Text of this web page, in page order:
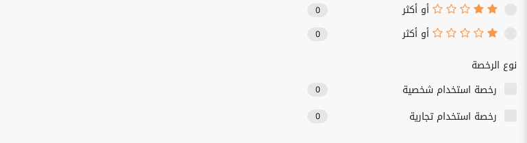
أو أكثر 0
أو أكثر 0
نوع الرخصة
رخصة استخدام شخصية
0
رخصة استخدام تجارية 0